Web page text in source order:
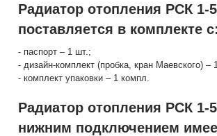
Радиатор отопления РСК 1-
поставляется в комплекте с:
- паспорт – 1 шт.;
- дизайн-комплект (пробка, кран Маевского) –
- комплект упаковки – 1 компл.
Радиатор отопления РСК 1-
нижним подключением